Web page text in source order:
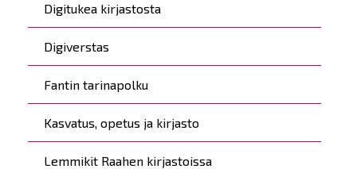
Digitukea kirjastosta
Digiverstas
Fantin tarinapolku
Kasvatus, opetus ja kirjasto
Lemmikit Raahen kirjastoissa